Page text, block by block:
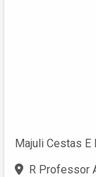
Majuli Cestas E
R Professor